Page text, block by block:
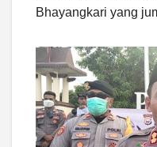
Bhayangkari yang